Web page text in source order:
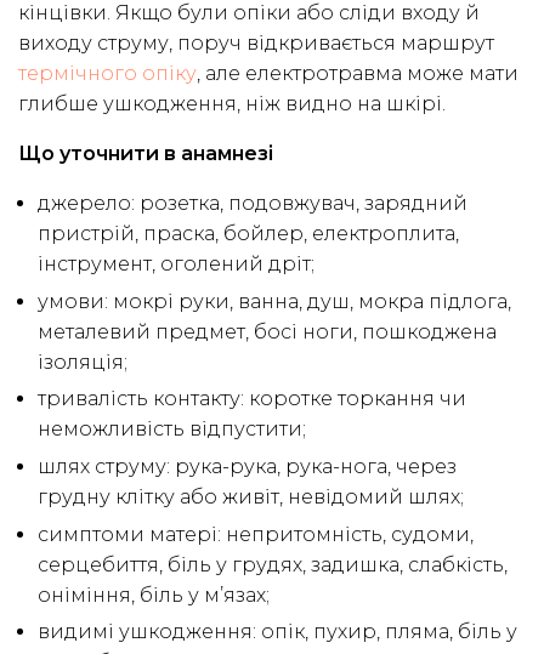
кінцівки. Якщо були опіки або сліди входу й
виходу струму, поруч відкривається маршрут
термічного опіку, але електротравма може мати
глибше ушкодження, ніж видно на шкірі.
Що уточнити в анамнезі
джерело: розетка, подовжувач, зарядний
пристрій, праска, бойлер, електроплита,
інструмент, оголений дріт;
умови: мокрі руки, ванна, душ, мокра підлога,
металевий предмет, босі ноги, пошкоджена
ізоляція;
тривалість контакту: коротке торкання чи
неможливість відпустити;
шлях струму: рука-рука, рука-нога, через
грудну клітку або живіт, невідомий шлях;
симптоми матері: непритомність, судоми,
серцебиття, біль у грудях, задишка, слабкість,
оніміння, біль у м’язах;
видимі ушкодження: опік, пухир, пляма, біль у